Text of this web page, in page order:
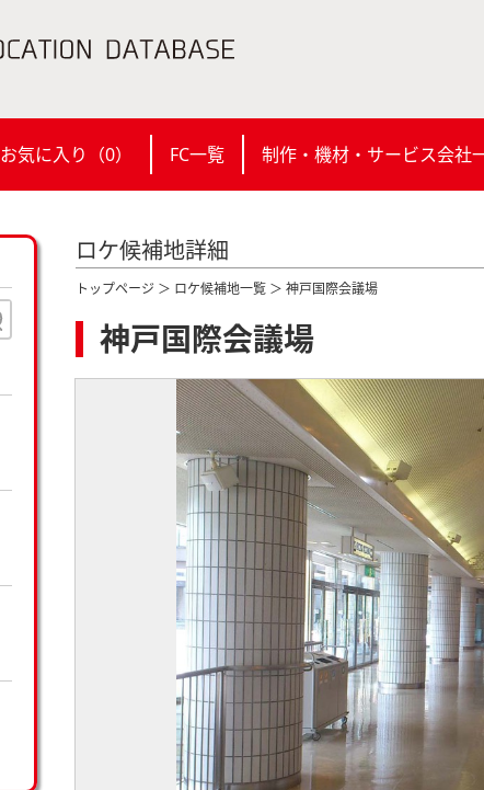
お気に入り（0） FC一覧 制作・機材・サービス会社
ロケ候補地詳細
トップページ ＞ ロケ候補地一覧 ＞ 神戸国際会議場
神戸国際会議場